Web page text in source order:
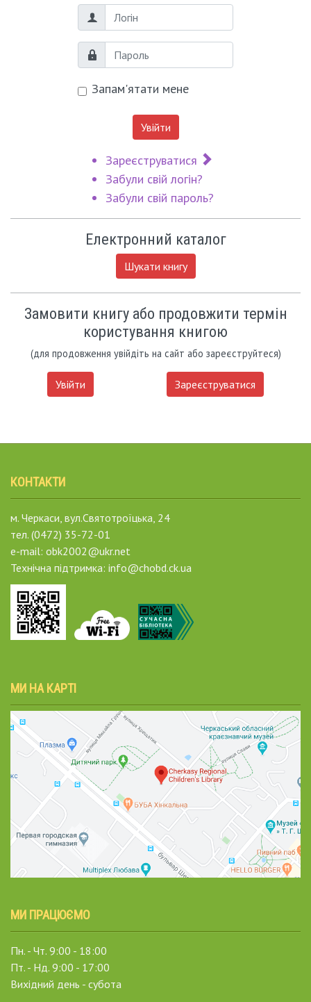
Логін
Пароль
Запам'ятати мене
Увійти
Зареєструватися
Забули свій логін?
Забули свій пароль?
Електронний каталог
Шукати книгу
Замовити книгу або продовжити термін
користування книгою
(для продовження увійдіть на сайт або зареєструйтеся)
Увійти Зареєструватися
КОНТАКТИ
м. Черкаси, вул.Святотроїцька, 24
тел. (0472) 35-72-01
e-mail: obk2002@ukr.net
Технічна підтримка: info@chobd.ck.ua
МИ НА КАРТІ
МИ ПРАЦЮЄМО
Пн. - Чт. 9:00 - 18:00
Пт. - Нд. 9:00 - 17:00
Вихідний день - субота